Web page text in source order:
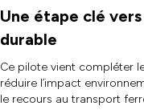
Une étape clé
durable
Ce pilote vient compléter
réduire l’impact
le recours au transport